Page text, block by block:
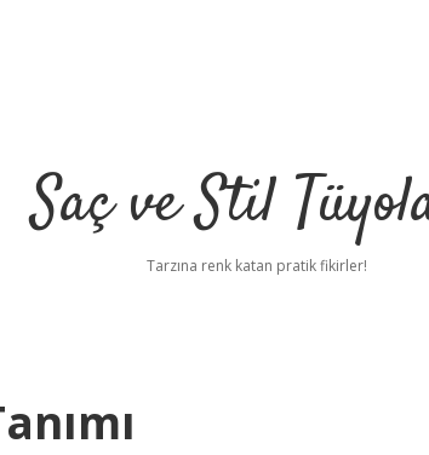
Saç ve Stil
Tarzına renk katan pratik fikirler!